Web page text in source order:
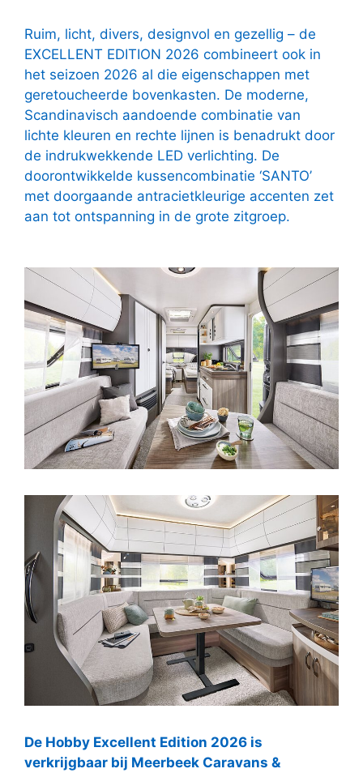
Ruim, licht, divers, designvol en gezellig – de
EXCELLENT EDITION 2026 combineert ook in
het seizoen 2026 al die eigenschappen met
geretoucheerde bovenkasten. De moderne,
Scandinavisch aandoende combinatie van
lichte kleuren en rechte lijnen is benadrukt door
de indrukwekkende LED verlichting. De
doorontwikkelde kussencombinatie ‘SANTO’
met doorgaande antracietkleurige accenten zet
aan tot ontspanning in de grote zitgroep.
De Hobby Excellent Edition 2026 is
verkrijgbaar bij Meerbeek Caravans &